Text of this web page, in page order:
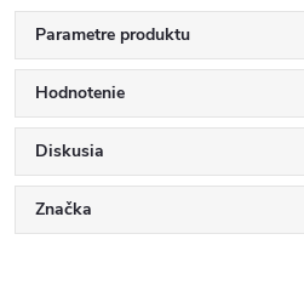
Parametre produktu
Hodnotenie
Diskusia
Značka